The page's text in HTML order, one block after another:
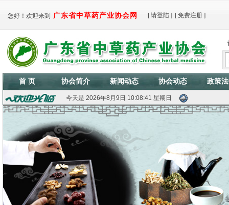
您好！欢迎来到 广东省中草药产业协会网 [ 请登陆 ] [ 免费注册 ]
首 页 协会简介 新闻动态 协会动态 政策
今天是 2026年8月9日 10:08:42 星期日